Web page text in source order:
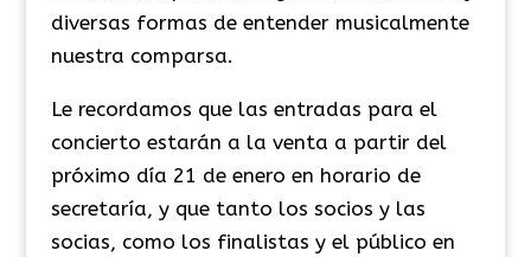
diversas formas de entender musicalmente
nuestra comparsa.
Le recordamos que las entradas para el
concierto estarán a la venta a partir del
próximo día 21 de enero en horario de
secretaría, y que tanto los socios y las
socias, como los finalistas y el público en